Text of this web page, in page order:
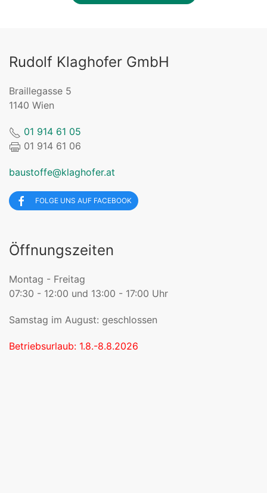
Rudolf Klaghofer GmbH
Braillegasse 5
1140 Wien
01 914 61 05
01 914 61 06
baustoffe@klaghofer.at
FOLGE UNS AUF FACEBOOK
Öffnungszeiten
Montag - Freitag
07:30 - 12:00 und 13:00 - 17:00 Uhr
Samstag im August: geschlossen
Betriebsurlaub: 1.8.-8.8.2026